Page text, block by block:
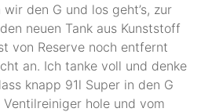
den G und los geht’s, zur
neuen Tank aus Kunststoff
von Reserve noch entfernt
an. Ich tanke voll und denke
knapp 91l Super in den G
hole und vom